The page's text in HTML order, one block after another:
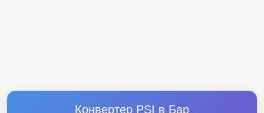
Конвертер PSI в Бар